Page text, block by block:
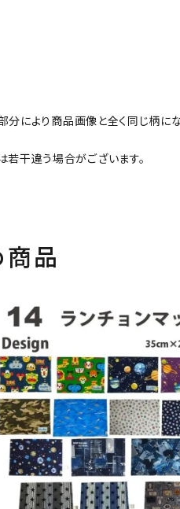
により商品画像と全く同じ柄に
干違う場合がございます。
商品